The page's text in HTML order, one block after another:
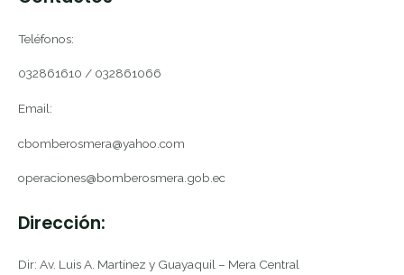
Teléfonos:
032861610 / 032861066
Email:
cbomberosmera@yahoo.com
operaciones@bomberosmera.gob.ec
Dirección:
Dir: Av. Luis A. Martínez y Guayaquil – Mera Central